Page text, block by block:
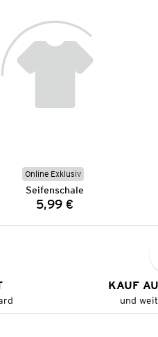
Online Exklusiv
Seifenschale
Preis:
5,99 €
KAUF
und